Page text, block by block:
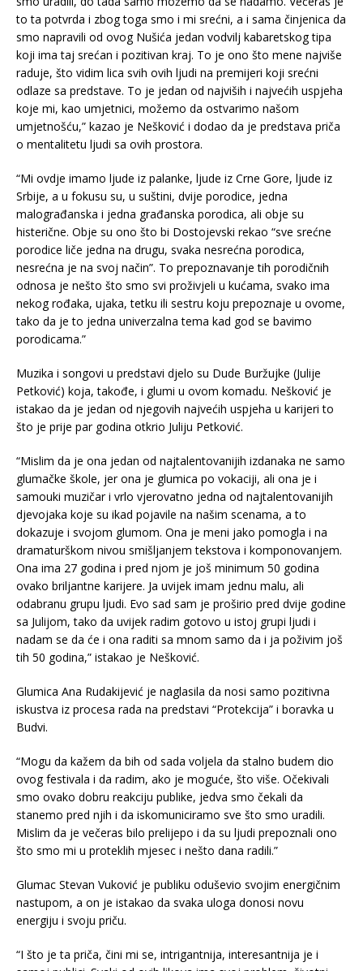
to ta potvrda i zbog toga smo i mi srećni, a i sama činjenica da
smo napravili od ovog Nušića jedan vodvilj kabaretskog tipa
koji ima taj srećan i pozitivan kraj. To je ono što mene najviše
raduje, što vidim lica svih ovih ljudi na premijeri koji srećni
odlaze sa predstave. To je jedan od najviših i najvećih uspjeha
koje mi, kao umjetnici, možemo da ostvarimo našom
umjetnošću,” kazao je Nešković i dodao da je predstava priča
o mentalitetu ljudi sa ovih prostora.
“Mi ovdje imamo ljude iz palanke, ljude iz Crne Gore, ljude iz
Srbije, a u fokusu su, u suštini, dvije porodice, jedna
malograđanska i jedna građanska porodica, ali obje su
histerične. Obje su ono što bi Dostojevski rekao “sve srećne
porodice liče jedna na drugu, svaka nesrećna porodica,
nesrećna je na svoj način”. To prepoznavanje tih porodičnih
odnosa je nešto što smo svi proživjeli u kućama, svako ima
nekog rođaka, ujaka, tetku ili sestru koju prepoznaje u ovome,
tako da je to jedna univerzalna tema kad god se bavimo
porodicama.”
Muzika i songovi u predstavi djelo su Dude Buržujke (Julije
Petković) koja, takođe, i glumi u ovom komadu. Nešković je
istakao da je jedan od njegovih najvećih uspjeha u karijeri to
što je prije par godina otkrio Juliju Petković.
“Mislim da je ona jedan od najtalentovanijih izdanaka ne samo
glumačke škole, jer ona je glumica po vokaciji, ali ona je i
samouki muzičar i vrlo vjerovatno jedna od najtalentovanijih
djevojaka koje su ikad pojavile na našim scenama, a to
dokazuje i svojom glumom. Ona je meni jako pomogla i na
dramaturškom nivou smišljanjem tekstova i komponovanjem.
Ona ima 27 godina i pred njom je još minimum 50 godina
ovako briljantne karijere. Ja uvijek imam jednu malu, ali
odabranu grupu ljudi. Evo sad sam je proširio pred dvije godine
sa Julijom, tako da uvijek radim gotovo u istoj grupi ljudi i
nadam se da će i ona raditi sa mnom samo da i ja poživim još
tih 50 godina,” istakao je Nešković.
Glumica Ana Rudakijević je naglasila da nosi samo pozitivna
iskustva iz procesa rada na predstavi “Protekcija” i boravka u
Budvi.
“Mogu da kažem da bih od sada voljela da stalno budem dio
ovog festivala i da radim, ako je moguće, što više. Očekivali
smo ovako dobru reakciju publike, jedva smo čekali da
stanemo pred njih i da iskomuniciramo sve što smo uradili.
Mislim da je večeras bilo prelijepo i da su ljudi prepoznali ono
što smo mi u proteklih mjesec i nešto dana radili.”
Glumac Stevan Vuković je publiku oduševio svojim energičnim
nastupom, a on je istakao da svaka uloga donosi novu
energiju i svoju priču.
“I što je ta priča, čini mi se, intrigantnija, interesantnija je i